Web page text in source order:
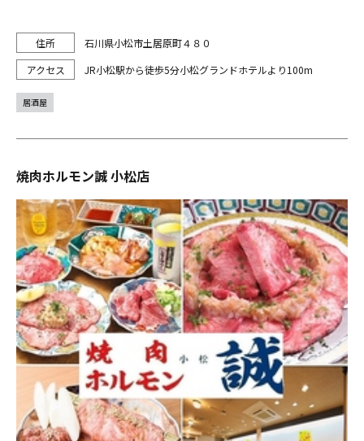
石川県小松市土居原町４８０
JR小松駅から徒歩5分小松グランドホテルより100m
居酒屋
焼肉ホルモン誠 小松店